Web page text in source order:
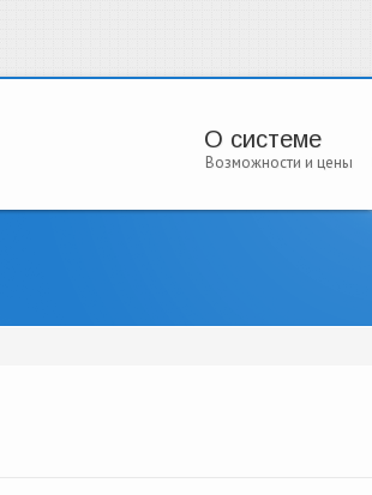
О системе
Возможности и цены